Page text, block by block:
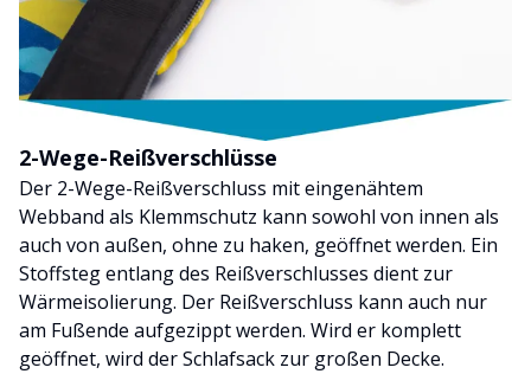
2-Wege-Reißverschlüsse
Der 2-Wege-Reißverschluss mit eingenähtem
Webband als Klemmschutz kann sowohl von innen als
auch von außen, ohne zu haken, geöffnet werden. Ein
Stoffsteg entlang des Reißverschlusses dient zur
Wärmeisolierung. Der Reißverschluss kann auch nur
am Fußende aufgezippt werden. Wird er komplett
geöffnet, wird der Schlafsack zur großen Decke.